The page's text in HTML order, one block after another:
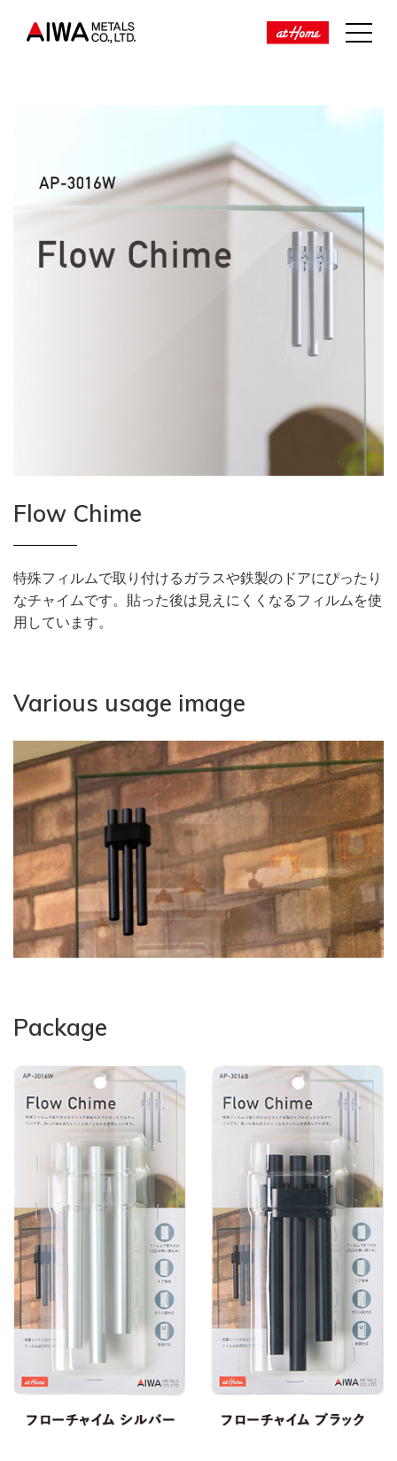
Flow Chime
特殊フィルムで取り付けるガラスや鉄製のドアにぴったり
なチャイムです。貼った後は見えにくくなるフィルムを使
用しています。
Various usage image
Package